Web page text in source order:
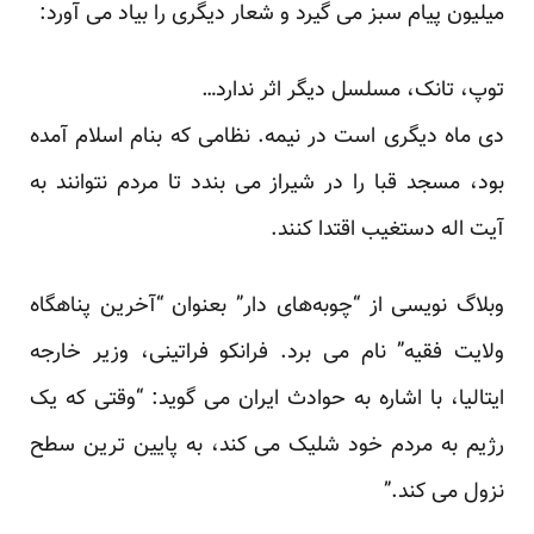
میلیون پیام سبز می گیرد و شعار دیگری را بیاد می آورد:
توپ، تانک، مسلسل دیگر اثر ندارد…
دی ماه دیگری است در نیمه. نظامی که بنام اسلام آمده
بود، مسجد قبا را در شیراز می بندد تا مردم نتوانند به
آیت اله دستغیب اقتدا کنند.
وبلاگ نویسی از “چوبه‌های دار” بعنوان “آخرین پناهگاه
ولایت فقیه” نام می برد. فرانکو فراتینی، وزیر خارجه
ایتالیا، با اشاره به حوادث ایران می گوید: “وقتی که یک
رژیم به مردم خود شلیک می کند، به پایین ترین سطح
نزول می کند.”